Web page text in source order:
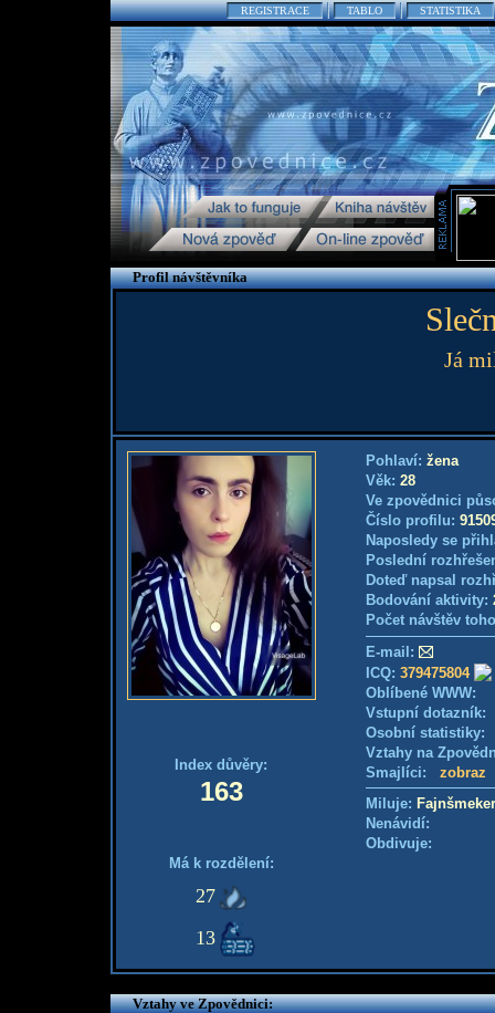
REGISTRACE TABLO STATISTIKA
Profil návštěvníka
Já
Index důvěry:
163
Má k rozdělení:
27
13
Pohlaví: žena
Věk: 28
Ve zpovědnici
Číslo profilu:
Naposledy se
Poslední
Doteď napsal
Bodování aktivity:
Počet návštěv
E-mail:
ICQ: 379475804
Oblíbené WWW:
Vstupní
Osobní
Vztahy na
Smajlíci: zobraz
Miluje:
Nenávidí:
Obdivuje:
Vztahy ve Zpovědnici: